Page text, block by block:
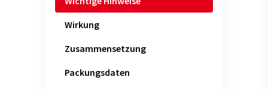
Wirkung
Zusammensetzung
Packungsdaten